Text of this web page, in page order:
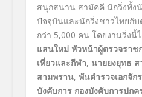
สนุกสนาน สามัคคี นักวิ่งทั้งนั
ปัจจุบันและนักวิ่งชาวไทยกั
กว่า 5,000 คน โดยงานวิ่งนี้
แสนใหม่ หัวหน้าผู้ตรวจราช
เที่ยวและกีฬา, นายยงยุทธ ส
สามพราน, พันตำรวจเอกจั
บังคับการ กองบังคับการปกค